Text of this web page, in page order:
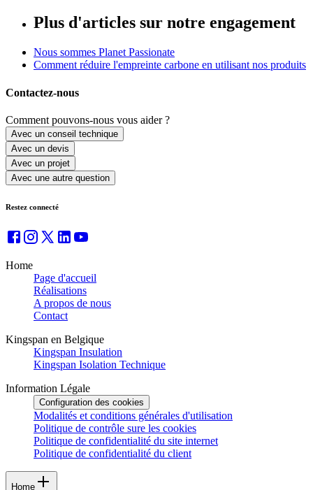
Plus d'articles sur notre engagement
Nous sommes Planet Passionate
Comment réduire l'empreinte carbone en utilisant nos produits
Contactez-nous
Comment pouvons-nous vous aider ?
Avec un conseil technique
Avec un devis
Avec un projet
Avec une autre question
Restez connecté
Home
Page d'accueil
Réalisations
A propos de nous
Contact
Kingspan en Belgique
Kingspan Insulation
Kingspan Isolation Technique
Information Légale
Configuration des cookies
Modalités et conditions générales d'utilisation
Politique de contrôle sure les cookies
Politique de confidentialité du site internet
Politique de confidentialité du client
Home